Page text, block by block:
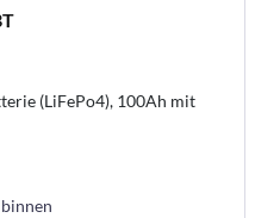
(LiFePo4), 100Ah mit